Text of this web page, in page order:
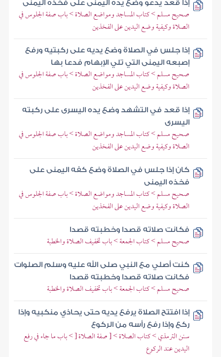
إذا قعد يدعو وضع يده اليمنى على فخذه اليمنى
صحيح مسلم > كتاب المساجد ومواضع الصلاة > باب صفة الجلوس في
الصلاة وكيفية وضع اليدين على الفخذين
إذا جلس في الصلاة وضع يديه على ركبتيه ورفع
إصبعه اليمنى التي تلي الإبهام فدعا بها
صحيح مسلم > كتاب المساجد ومواضع الصلاة > باب صفة الجلوس في
الصلاة وكيفية وضع اليدين على الفخذين
إذا قعد في التشهد وضع يده اليسرى على ركبته
اليسرى
صحيح مسلم > كتاب المساجد ومواضع الصلاة > باب صفة الجلوس في
الصلاة وكيفية وضع اليدين على الفخذين
كان إذا جلس في الصلاة وضع كفه اليمنى على
فخذه اليمنى
صحيح مسلم > كتاب المساجد ومواضع الصلاة > باب صفة الجلوس في
الصلاة وكيفية وضع اليدين على الفخذين
فكانت صلاته قصدا وخطبته قصدا
صحيح مسلم > كتاب الجمعة > باب تخفيف الصلاة والخطبة
كنت أصلي مع النبي صلى الله عليه وسلم الصلوات
فكانت صلاته قصدا وخطبته قصدا
صحيح مسلم > كتاب الجمعة > باب تخفيف الصلاة والخطبة
إذا افتتح الصلاة يرفع يديه حتى يحاذي منكبيه وإذا
ركع وإذا رفع رأسه من الركوع
سنن الترمذي > كتاب الصلاة > [ صفة الصلاة [ > باب ما جاء في رفع
اليدين عند الركوع